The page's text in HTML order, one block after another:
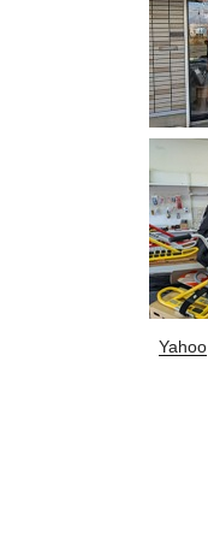
Yahoo